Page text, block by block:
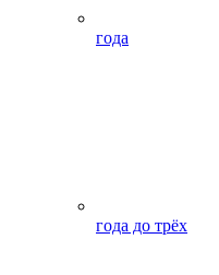
года
года до трёх